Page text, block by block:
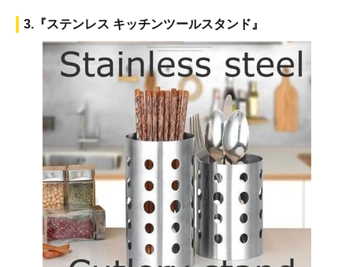
3.『ステンレス キッチンツールスタンド』